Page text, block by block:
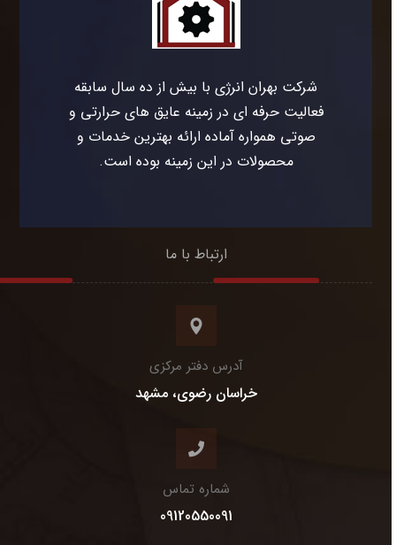
شرکت بهران انرژی با بیش از ده سال سابقه
فعالیت حرفه ای در زمینه عایق های حرارتی و
صوتی همواره آماده ارائه بهترین خدمات و
محصولات در این زمینه بوده است.
ارتباط با ما
آدرس دفتر مرکزی
خراسان رضوی، مشهد
شماره تماس
09120550091